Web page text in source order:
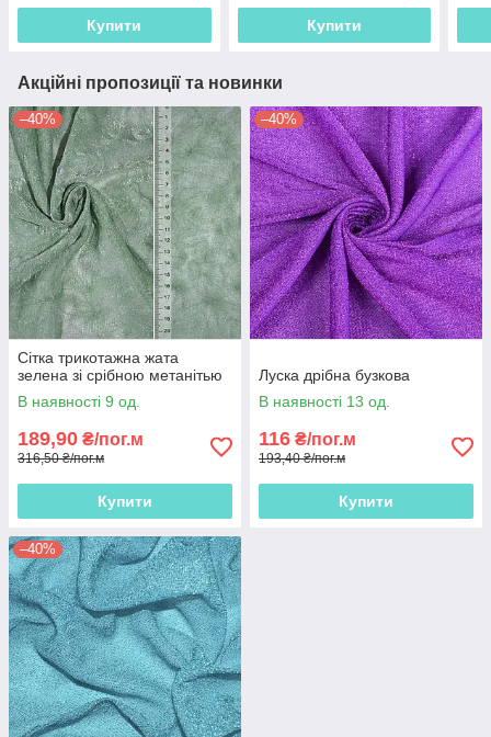
Купити Купити
Акційні пропозиції та новинки
–40%
Сітка трикотажна жата
зелена зі срібною метанітью
В наявності 9 од.
189,90 ₴/пог.м
316,50 ₴/пог.м
Купити
–40%
Луска дрібна бузкова
В наявності 13 од.
116 ₴/пог.м
193,40 ₴/пог.м
Купити
–40%